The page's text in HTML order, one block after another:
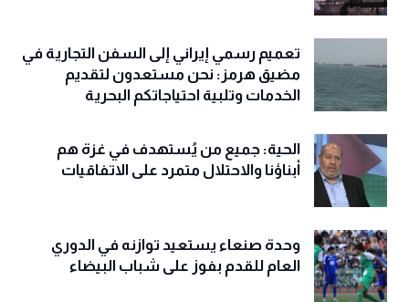
تعميم رسمي إيراني إلى السفن التجارية في
مضيق هرمز: نحن مستعدون لتقديم
الخدمات وتلبية احتياجاتكم البحرية
الحية: جميع من يُستهدف في غزة هم
أبناؤنا والاحتلال متمرد على الاتفاقيات
وحدة صنعاء يستعيد توازنه في الدوري
العام للقدم بفوز على شباب البيضاء